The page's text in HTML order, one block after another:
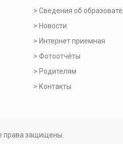
Сведения об
Новости
Интернет приемная
Фотоотчёты
Родителям
Контакты
права защищены.